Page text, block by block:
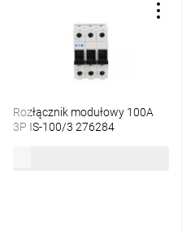
Rozłącznik modułowy 100A
3P IS-100/3 276284